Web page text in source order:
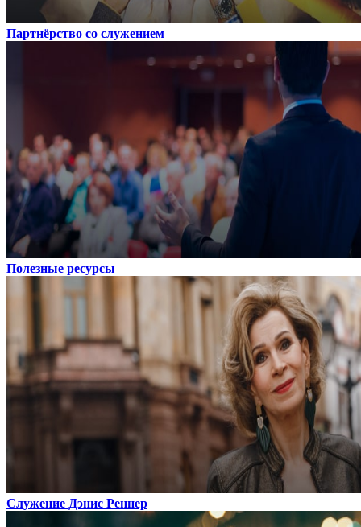
Партнёрство со служением
Полезные ресурсы
Служение Дэнис Реннер